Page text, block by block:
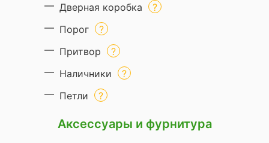
Дверная коробка
Порог
Притвор
Наличники
Петли
Аксессуары и фурнитура